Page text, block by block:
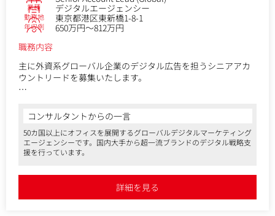
業種 デジタルエージェンシー
勤務地 東京都港区東新橋1-8-1
年収例
650万円～812万円
職務内容
主に外資系グローバル企業のデジタル広告を担うシニアアカ
ウントリードを募集いたします。
アントとお仕事をしていただきます。
＜具体的な仕事内容＞
・アカウントマネジメント全般
・デジタルメディアのプランニングおよび提案書作成（運用
・デジタル広告に関連する問題・課題・改善ポイントの抽出 /
コンサルタントからの一言
50カ国以上にオフィスを展開するグローバルデジタルマーケティング
エージェンシーです。国内大手から超一流ブランドのデジタル戦略支
援を行っています。
詳細を見る